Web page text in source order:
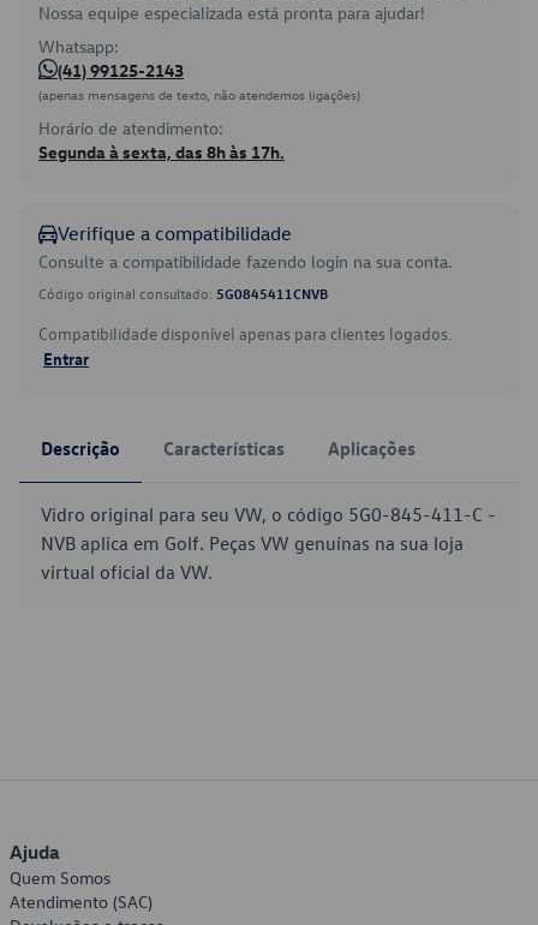
Nossa equipe especializada está pronta para ajudar!
Whatsapp:
(41) 99125-2143
(apenas mensagens de texto, não atendemos ligações)
Horário de atendimento:
Segunda à sexta, das 8h às 17h.
Verifique a compatibilidade
Consulte a compatibilidade fazendo login na sua conta.
Código original consultado: 5G0845411CNVB
Compatibilidade disponível apenas para clientes logados.
Entrar
Descrição Características Aplicações
Vidro original para seu VW, o código 5G0-845-411-C -
NVB aplica em Golf. Peças VW genuínas na sua loja
virtual oficial da VW.
Ajuda
Quem Somos
Atendimento (SAC)